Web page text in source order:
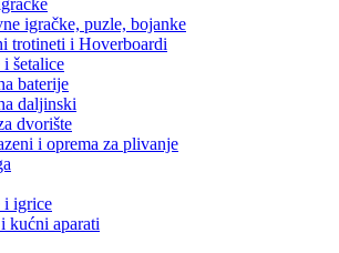
igračke, puzle, bojanke
trotineti i Hoverboardi
šetalice
baterije
daljinski
dvorište
i oprema za plivanje
i igrice
kućni aparati